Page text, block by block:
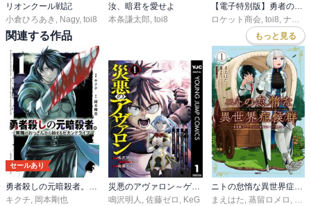
リオンクール戦記
小倉ひろあき
Nagy, toi8
汝、暗君を愛せよ
本条謙太郎 toi8
ロケット商会 toi8 ナカシマ723
関連する作品 もっと見る
セールあり
勇者殺しの元暗殺者。～無職のおっさんから始まるセカンドライフ～【電子単行本】
キクチ, 岡本剛也
災悪のアヴァロン～ゲーム最弱の悪役デブに転移したけど、俺だけ“やせれば強くてニューゲーム”な世界だったので、最速レベルアップ＆破滅フラグ回避で影の英雄を目指します～
鳴沢明人 , 佐藤ゼロ , KeG
ニトの怠惰な異世界症候群 ～最弱職＜ヒーラー＞なのに最強はチートですか？～
まえはた, 蒸留ロメロ , Ｇ